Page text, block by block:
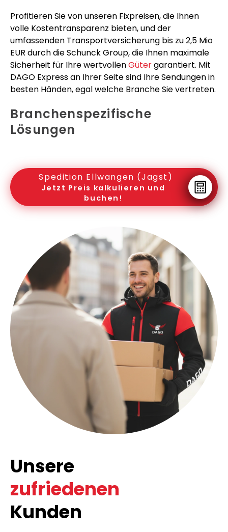
Profitieren Sie von unseren Fixpreisen, die Ihnen
volle Kostentransparenz bieten, und der
umfassenden Transportversicherung bis zu 2,5 Mio
EUR durch die Schunck Group, die Ihnen maximale
Sicherheit für Ihre wertvollenGütergarantiert. Mit
DAGO Express an Ihrer Seite sind Ihre Sendungen in
besten Händen, egal welche Branche Sie vertreten.
Branchenspezifische
Lösungen
Spedition Ellwangen (Jagst)
Jetzt Preis kalkulieren und
buchen!
Unsere
zufriedenen
Kunden